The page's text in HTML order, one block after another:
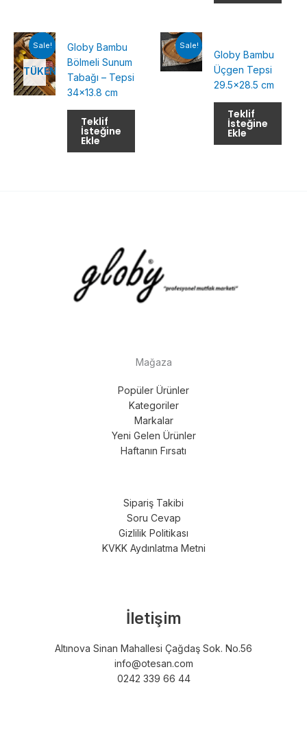
Sale!
TÜKENMIŞ
Globy Bambu
Bölmeli Sunum
Tabağı – Tepsi
34×13.8 cm
Teklif
İsteğine
Ekle
Sale!
Globy Bambu
Üçgen Tepsi
29.5×28.5 cm
Teklif
İsteğine
Ekle
Mağaza
Popüler Ürünler
Kategoriler
Markalar
Yeni Gelen Ürünler
Haftanın Fırsatı
Sipariş Takibi
Soru Cevap
Gizlilik Politikası
KVKK Aydınlatma Metni
İletişim
Altınova Sinan Mahallesi Çağdaş Sok. No.56
info@otesan.com
0242 339 66 44